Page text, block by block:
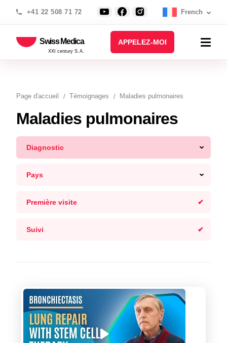
+41 22 508 71 72 French
Swiss Medica
XXI century S.A.
APPELEZ-MOI
Page d′accueil Témoignages Maladies pulmonaires
Maladies pulmonaires
Diagnostic
Pays
Première visite
Suivi